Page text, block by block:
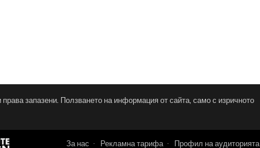
запазени. Ползването на информация от сайта, само с изричното
За нас Рекламна тарифа Профил на аудиторията